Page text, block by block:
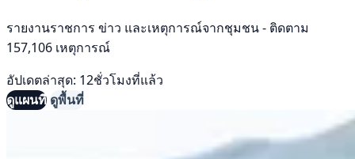
รายงานราชการ ข่าว และเหตุการณ์จากชุมชน - ติดตาม
157,106 เหตุการณ์
อัปเดตล่าสุด: 12ชั่วโมงที่แล้ว
ดูแผนที่ ดูพื้นที่